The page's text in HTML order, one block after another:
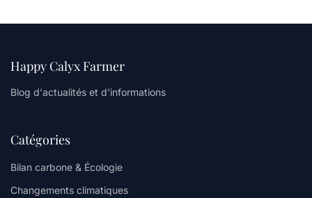
Happy Calyx Farmer
Blog d'actualités et d'informations
Catégories
Bilan carbone & Écologie
Changements climatiques